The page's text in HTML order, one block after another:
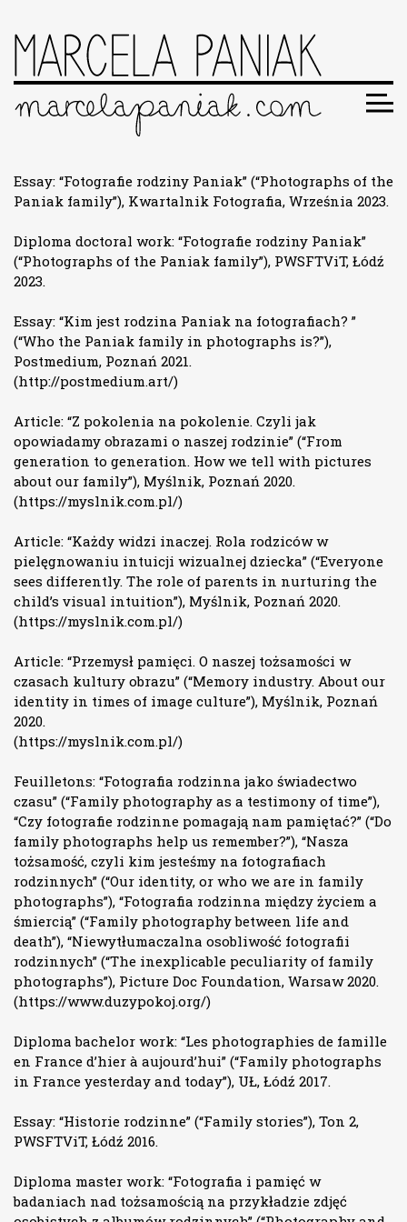
Essay: “Fotografie rodziny Paniak” (“Photographs of the
Paniak family”), Kwartalnik Fotografia, Września 2023.
Diploma doctoral work: “Fotografie rodziny Paniak”
(“Photographs of the Paniak family”), PWSFTViT, Łódź
2023.
Essay: “Kim jest rodzina Paniak na fotografiach? ”
(“Who the Paniak family in photographs is?”),
Postmedium, Poznań 2021.
(http://postmedium.art/)
Article: “Z pokolenia na pokolenie. Czyli jak
opowiadamy obrazami o naszej rodzinie” (“From
generation to generation. How we tell with pictures
about our family”), Myślnik, Poznań 2020.
(https://myslnik.com.pl/)
Article: “Każdy widzi inaczej. Rola rodziców w
pielęgnowaniu intuicji wizualnej dziecka” (“Everyone
sees differently. The role of parents in nurturing the
child’s visual intuition”), Myślnik, Poznań 2020.
(https://myslnik.com.pl/)
Article: “Przemysł pamięci. O naszej tożsamości w
czasach kultury obrazu” (“Memory industry. About our
identity in times of image culture”), Myślnik, Poznań
2020.
(https://myslnik.com.pl/)
Feuilletons: “Fotografia rodzinna jako świadectwo
czasu” (“Family photography as a testimony of time”),
“Czy fotografie rodzinne pomagają nam pamiętać?” (“Do
family photographs help us remember?”), “Nasza
tożsamość, czyli kim jesteśmy na fotografiach
rodzinnych” (“Our identity, or who we are in family
photographs”), “Fotografia rodzinna między życiem a
śmiercią” (“Family photography between life and
death”), “Niewytłumaczalna osobliwość fotografii
rodzinnych” (“The inexplicable peculiarity of family
photographs”), Picture Doc Foundation, Warsaw 2020.
(https://www.duzypokoj.org/)
Diploma bachelor work: “Les photographies de famille
en France d’hier à aujourd’hui” (“Family photographs
in France yesterday and today”), UŁ, Łódź 2017.
Essay: “Historie rodzinne” (“Family stories”), Ton 2,
PWSFTViT, Łódź 2016.
Diploma master work: “Fotografia i pamięć w
badaniach nad tożsamością na przykładzie zdjęć